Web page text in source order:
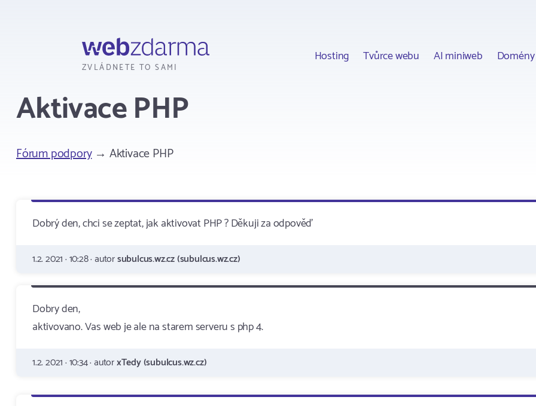
ZVLÁDNETE TO SAMI
Hosting Tvůrce webu AI miniweb Domény
Aktivace PHP
Fórum podpory→ Aktivace PHP
Dobrý den, chci se zeptat, jak aktivovat PHP ? Děkuji za odpověď
1.2. 2021 · 10:28 · autorsubulcus.wz.cz (subulcus.wz.cz)
Dobry den,
aktivovano. Vas web je ale na starem serveru s php 4.
1.2. 2021 · 10:34 · autorxTedy (subulcus.wz.cz)